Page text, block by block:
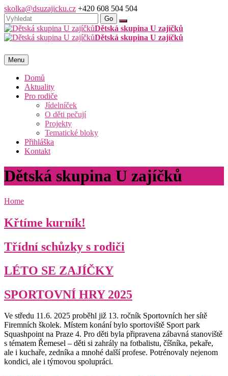
skolka@dsuzajicku.cz +420 608 504 504
Dětská skupina U zajíčků
Dětská skupina U zajíčků
Menu
Domů
Aktuality
Pro rodiče
Jídelníček
O děti pečují
Projekty
Tematické bloky
Přihláška
Kontakt
Dětská skupina U zajíčků
Home
Křtíme kurník!
Třídní schůzky s rodiči
LÉTO SE ZAJÍČKY
SPORTOVNÍ HRY 2025
Ve středu 11.6. 2025 proběhl již 13. ročník Sportovních her sítě
Firemních školek. Místem konání bylo sportoviště Sport park
Squashpoint na Praze 4. Pro děti byla připravena zábavná stanoviště
s tématem Řemesel – děti si zahrály na fotbalistu, číšníka, pekaře,
ale i kuchaře, zedníka a mnohé další profese. Potrénovaly nejenom
kondici, ale i týmovou spolupráci.